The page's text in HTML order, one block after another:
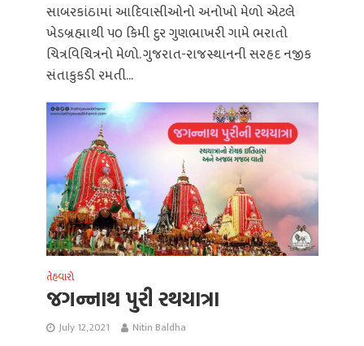
સાબરકાંઠામાં આદિવાસીઓનો અનોખો મેળો એટલે
ખેડબ્રહ્માથી ૫૦ કિમી દુર ગુણભાખરી ગામે ભરાતો
ચિત્રવિચિત્રનો મેળો. ગુજરાત-રાજસ્થાનની સરહદ નજીક
સંતાકુકડી રમતી...
તેહવારો
જગન્નાથ પુરી રથયાત્રા
July 12, 2021 Nitin Baldha